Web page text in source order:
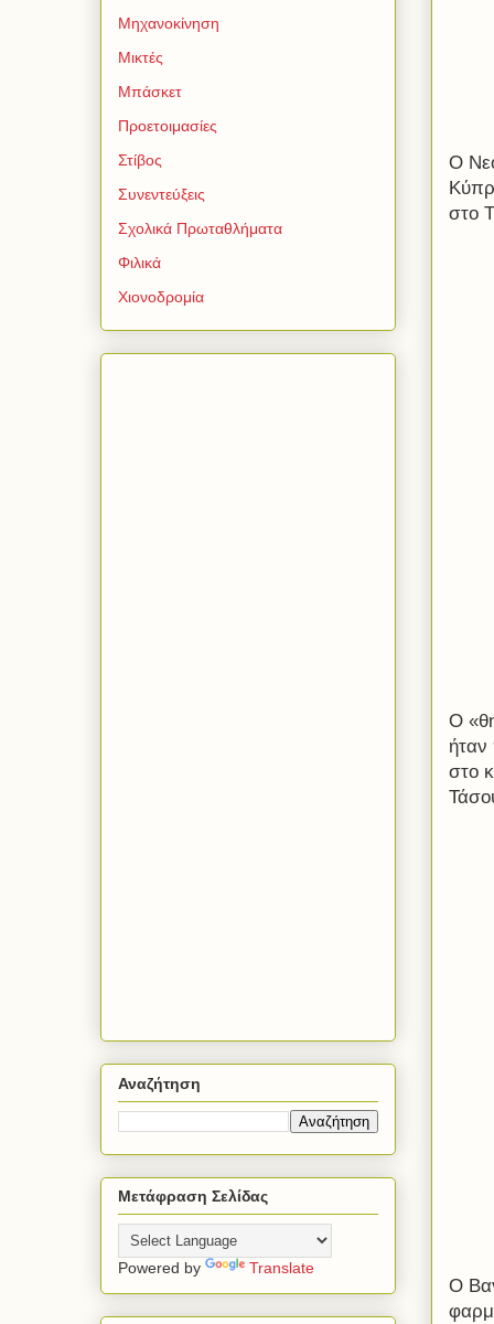
Ο
στο
Ο
ήταν
στο
Ο
Μηχανοκίνηση
Μικτές
Μπάσκετ
Προετοιμασίες
Στίβος
Συνεντεύξεις
Σχολικά Πρωταθλήματα
Φιλικά
Χιονοδρομία
Αναζήτηση
Μετάφραση Σελίδας
Powered by Translate